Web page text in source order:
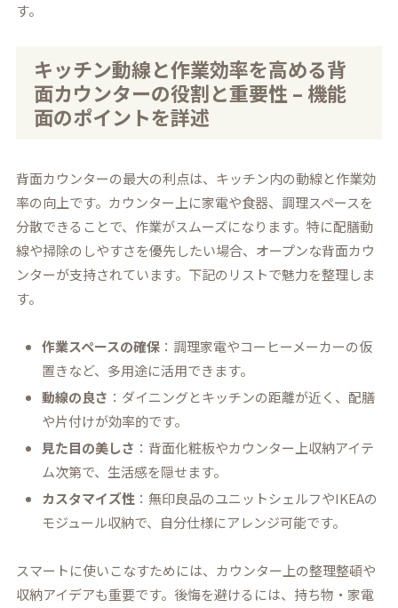
す。
キッチン動線と作業効率を高める背
面カウンターの役割と重要性 – 機能
面のポイントを詳述
背面カウンターの最大の利点は、キッチン内の動線と作業効
率の向上です。カウンター上に家電や食器、調理スペースを
分散できることで、作業がスムーズになります。特に配膳動
線や掃除のしやすさを優先したい場合、オープンな背面カウ
ンターが支持されています。下記のリストで魅力を整理しま
す。
作業スペースの確保 ：調理家電やコーヒーメーカーの仮
置きなど、多用途に活用できます。
動線の良さ ：ダイニングとキッチンの距離が近く、配膳
や片付けが効率的です。
見た目の美しさ ：背面化粧板やカウンター上収納アイテ
ム次第で、生活感を隠せます。
カスタマイズ性 ：無印良品のユニットシェルフやIKEAの
モジュール収納で、自分仕様にアレンジ可能です。
スマートに使いこなすためには、カウンター上の整理整頓や
収納アイデアも重要です。後悔を避けるには、持ち物・家電